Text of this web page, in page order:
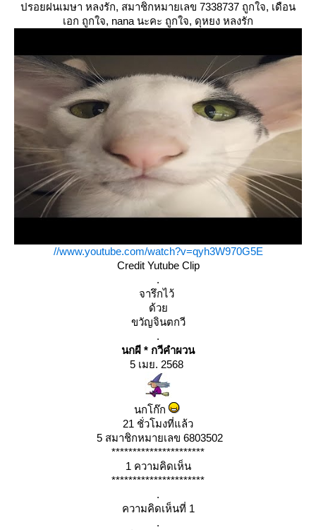
ปรอยฝนเมษา หลงรัก, สมาชิกหมายเลข 7338737 ถูกใจ, เดือน
เอก ถูกใจ, nana นะคะ ถูกใจ, ดุหยง หลงรัก
//www.youtube.com/watch?v=qyh3W970G5E
Credit Yutube Clip
.
จารึกไว้
ด้ว
ขวัญจินตกวี
.
นกผี * กวีคำผวน
5 เมย. 2568
นกโก๊ก
21 ชั่วโมงที่แล้ว
5 สมาชิกหมายเลข 6803502
**********************
1 ความคิดเห็น
**********************
.
ความคิดเห็นที่ 1
.